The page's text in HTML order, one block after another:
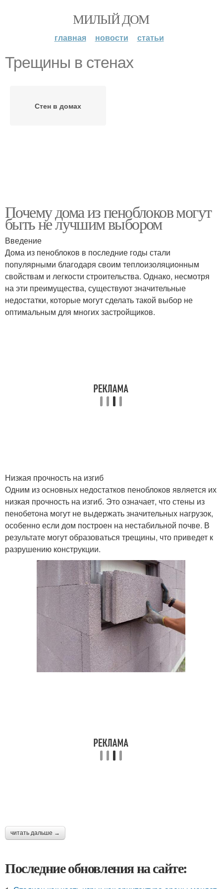
МИЛЫЙ ДОМ
главная новости статьи
Трещины в стенах
Стен в домах
Почему дома из пеноблоков могут
быть не лучшим выбором
Введение
Дома из пеноблоков в последние годы стали
популярными благодаря своим теплоизоляционным
свойствам и легкости строительства. Однако, несмотря
на эти преимущества, существуют значительные
недостатки, которые могут сделать такой выбор не
оптимальным для многих застройщиков.
Низкая прочность на изгиб
Одним из основных недостатков пеноблоков является их
низкая прочность на изгиб. Это означает, что стены из
пенобетона могут не выдержать значительных нагрузок,
особенно если дом построен на нестабильной почве. В
результате могут образоваться трещины, что приведет к
разрушению конструкции.
читать дальше →
Последние обновления на сайте: